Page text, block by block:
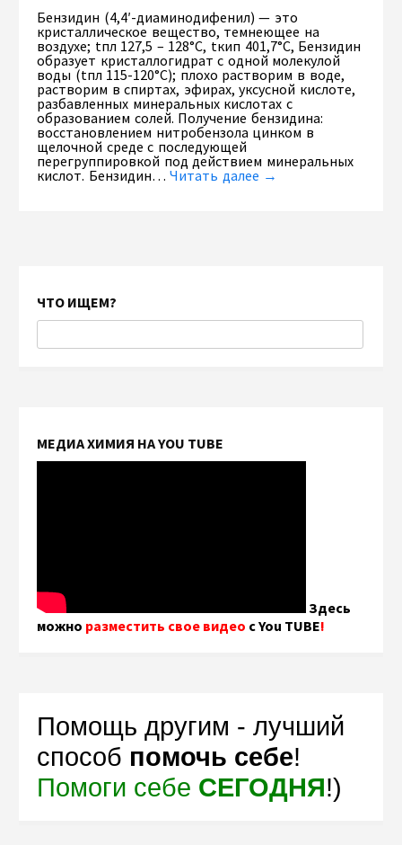
Бензидин (4,4′-диаминодифенил) — это
кристаллическое вещество, темнеющее на
воздухе; tпл 127,5 – 128°С, tкип 401,7°С, Бензидин
образует кристаллогидрат с одной молекулой
воды (tпл 115-120°С); плохо растворим в воде,
растворим в спиртах, эфирах, уксусной кислоте,
разбавленных минеральных кислотах с
образованием солей. Получение бензидина:
восстановлением нитробензола цинком в
щелочной среде с последующей
перегруппировкой под действием минеральных
кислот. Бензидин…Читать далее →
ЧТО ИЩЕМ?
МЕДИА ХИМИЯ НА YOU TUBE
Здесь
можно разместить свое видео с You TUBE!
Помощь другим - лучший
способ помочь себе!
Помоги себе СЕГОДНЯ!)